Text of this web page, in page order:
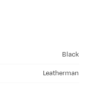
Black
Leatherman